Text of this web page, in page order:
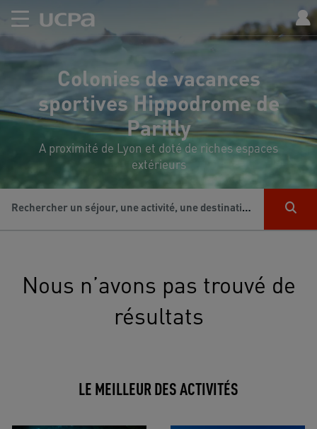
Colonies de vacances
sportives Hippodrome de
Parilly
A proximité de Lyon et doté de riches espaces
extérieurs
Rechercher un séjour, une activité, une destination...
Nous n’avons pas trouvé de
résultats
LE MEILLEUR DES ACTIVITÉS